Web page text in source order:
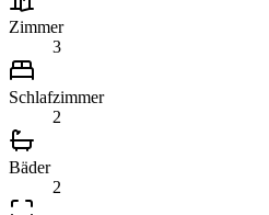
Zimmer
3
Schlafzimmer
2
Bäder
2